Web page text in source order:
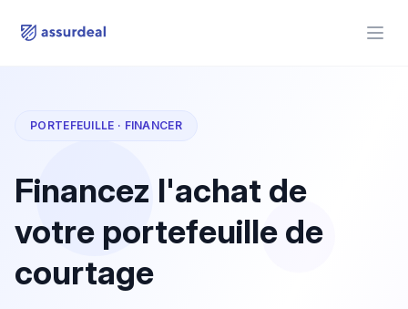
assurdeal
PORTEFEUILLE · FINANCER
Financez l'achat de
votre portefeuille de
courtage